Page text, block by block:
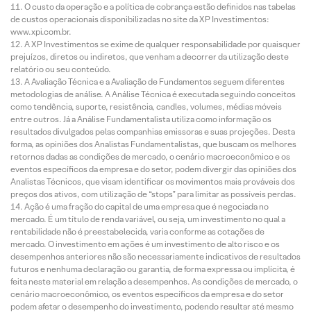
O custo da operação e a política de cobrança estão definidos nas tabelas
de custos operacionais disponibilizadas no site da XP Investimentos:
www.xpi.com.br.
A XP Investimentos se exime de qualquer responsabilidade por quaisquer
prejuízos, diretos ou indiretos, que venham a decorrer da utilização deste
relatório ou seu conteúdo.
A Avaliação Técnica e a Avaliação de Fundamentos seguem diferentes
metodologias de análise. A Análise Técnica é executada seguindo conceitos
como tendência, suporte, resistência, candles, volumes, médias móveis
entre outros. Já a Análise Fundamentalista utiliza como informação os
resultados divulgados pelas companhias emissoras e suas projeções. Desta
forma, as opiniões dos Analistas Fundamentalistas, que buscam os melhores
retornos dadas as condições de mercado, o cenário macroeconômico e os
eventos específicos da empresa e do setor, podem divergir das opiniões dos
Analistas Técnicos, que visam identificar os movimentos mais prováveis dos
preços dos ativos, com utilização de “stops” para limitar as possíveis perdas.
Ação é uma fração do capital de uma empresa que é negociada no
mercado. É um título de renda variável, ou seja, um investimento no qual a
rentabilidade não é preestabelecida, varia conforme as cotações de
mercado. O investimento em ações é um investimento de alto risco e os
desempenhos anteriores não são necessariamente indicativos de resultados
futuros e nenhuma declaração ou garantia, de forma expressa ou implícita, é
feita neste material em relação a desempenhos. As condições de mercado, o
cenário macroeconômico, os eventos específicos da empresa e do setor
podem afetar o desempenho do investimento, podendo resultar até mesmo